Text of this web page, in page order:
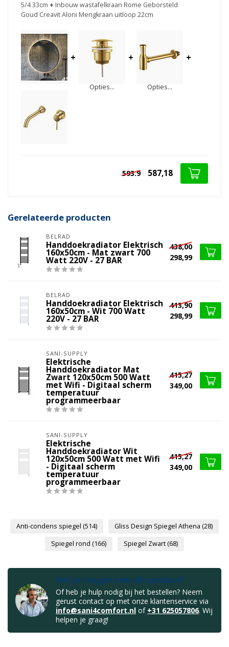
5/4 33cm + Inbouw wastafelkraan Rome Geborsteld
Goud Creavit Aloni Mengkraan uitloop 22cm
+
Opties...
+
Opties...
+
593.9 587,18
Gerelateerde producten
BELRAD
Handdoekradiator Elektrisch
160x50cm - Mat zwart 700
Watt 220V - 27 BAR
438,00
298,99
BELRAD
Handdoekradiator Elektrisch
160x50cm - Wit 700 Watt
220V - 27 BAR
413,90
298,99
SANI-SUPPLY
Elektrische
Handdoekradiator Mat
Zwart 120x50cm 500 Watt
met Wifi - Digitaal scherm
temperatuur
programmeerbaar
415,27
349,00
SANI-SUPPLY
Elektrische
Handdoekradiator Wit
120x50cm 500 Watt met Wifi
- Digitaal scherm
temperatuur
programmeerbaar
415,27
349,00
Anti-condens spiegel (514) Gliss Design Spiegel Athena (28)
Spiegel rond (166) Spiegel Zwart(68)
Heb je vragen over dit product?
Of heb je hulp nodig bij het bestellen? Neem
gerust contact op met onze klantenservice via
info@sani4comfort.nl of +31 625057806. Wij
helpen je graag!